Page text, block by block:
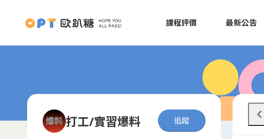
課程評價 最新公告
打工/實習爆料 追蹤